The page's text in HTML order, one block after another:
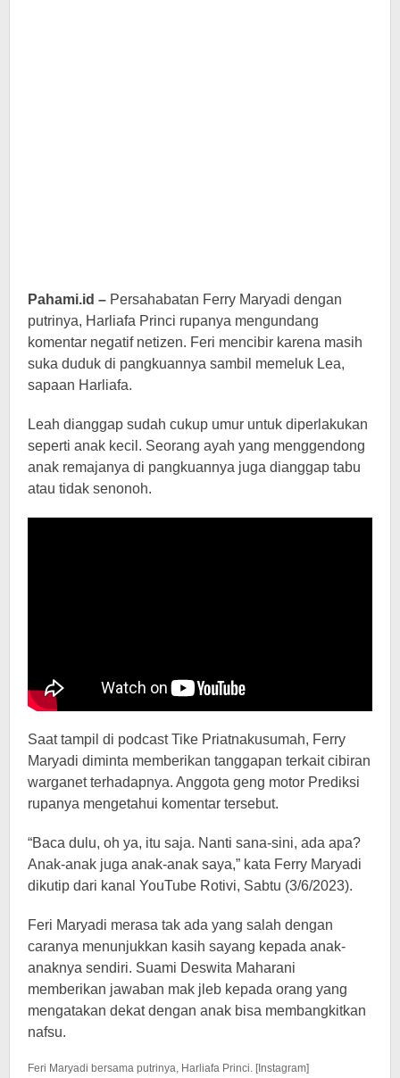
Pahami.id – Persahabatan Ferry Maryadi dengan
putrinya, Harliafa Princi rupanya mengundang
komentar negatif netizen. Feri mencibir karena masih
suka duduk di pangkuannya sambil memeluk Lea,
sapaan Harliafa.
Leah dianggap sudah cukup umur untuk diperlakukan
seperti anak kecil. Seorang ayah yang menggendong
anak remajanya di pangkuannya juga dianggap tabu
atau tidak senonoh.
Saat tampil di podcast Tike Priatnakusumah, Ferry
Maryadi diminta memberikan tanggapan terkait cibiran
warganet terhadapnya. Anggota geng motor Prediksi
rupanya mengetahui komentar tersebut.
“Baca dulu, oh ya, itu saja. Nanti sana-sini, ada apa?
Anak-anak juga anak-anak saya,” kata Ferry Maryadi
dikutip dari kanal YouTube Rotivi, Sabtu (3/6/2023).
Feri Maryadi merasa tak ada yang salah dengan
caranya menunjukkan kasih sayang kepada anak-
anaknya sendiri. Suami Deswita Maharani
memberikan jawaban mak jleb kepada orang yang
mengatakan dekat dengan anak bisa membangkitkan
nafsu.
Feri Maryadi bersama putrinya, Harliafa Princi. [Instagram]